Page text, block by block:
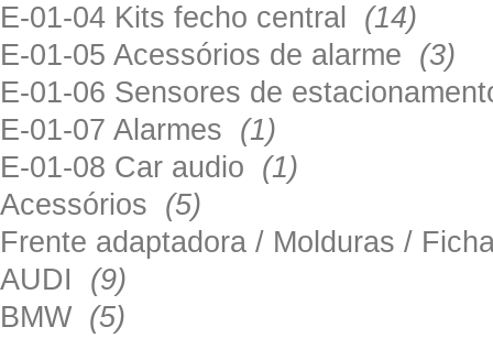
E-01-04 Kits fecho central (14)
E-01-05 Acessórios de alarme (3)
E-01-06 Sensores de
E-01-07 Alarmes (1)
E-01-08 Car audio (1)
Acessórios (5)
Frente adaptadora / Molduras /
AUDI (9)
BMW (5)